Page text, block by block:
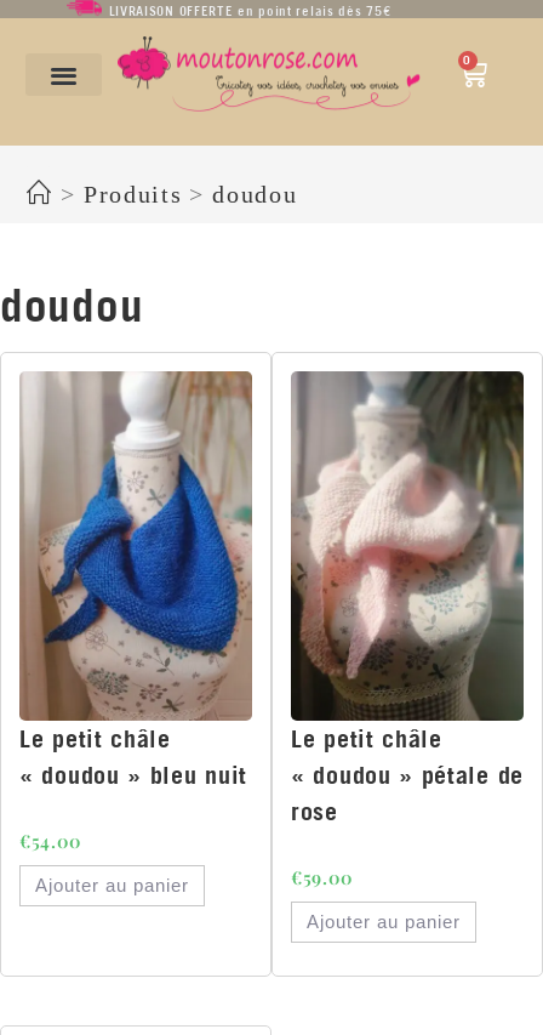
LIVRAISON OFFERTE en point relais dès 75€
0
> Produits > doudou
doudou
Le petit châle
« doudou » bleu nuit
€54.00
Ajouter au panier
Le petit châle
« doudou » pétale de
rose
€59.00
Ajouter au panier